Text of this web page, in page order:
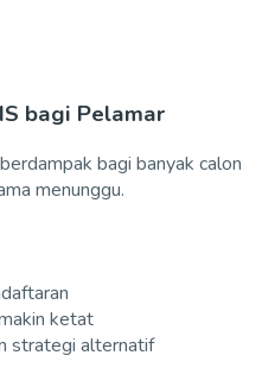
bagi Pelamar
bagi banyak calon
menunggu.
ketat
strategi alternatif